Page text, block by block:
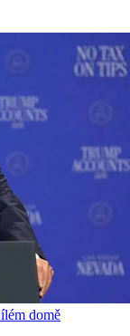
domě